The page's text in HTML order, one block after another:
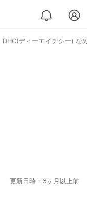
DHC(ディーエイチシー) な
更新日時：6ヶ月以上前